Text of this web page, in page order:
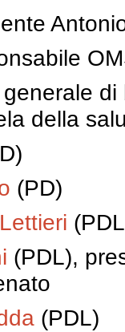
generale
della
(PD)
(PDL),
(PDL)